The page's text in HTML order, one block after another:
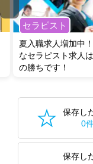
セラピスト
夏入職求人増加中
なセラピスト求人
の勝ちです！
保存し
0
保存し